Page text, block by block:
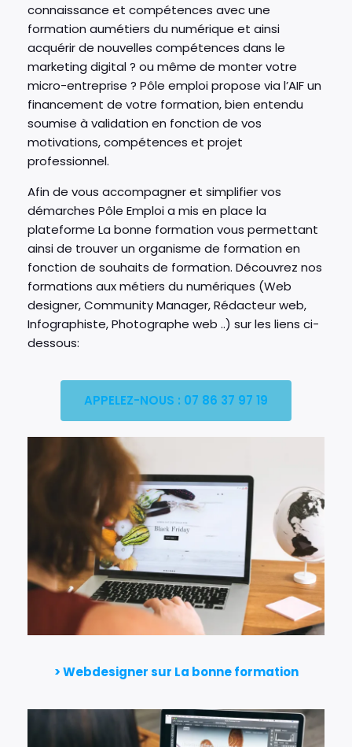
connaissance et compétences avec une
formation aumétiers du numérique et ainsi
acquérir de nouvelles compétences dans le
marketing digital ? ou même de monter votre
micro-entreprise ? Pôle emploi propose via l’AIF un
financement de votre formation, bien entendu
soumise à validation en fonction de vos
motivations, compétences et projet
professionnel.
Afin de vous accompagner et simplifier vos
démarches Pôle Emploi a mis en place la
plateforme La bonne formation vous permettant
ainsi de trouver un organisme de formation en
fonction de souhaits de formation. Découvrez nos
formations aux métiers du numériques (Web
designer, Community Manager, Rédacteur web,
Infographiste, Photographe web ..) sur les liens ci-
dessous:
APPELEZ-NOUS : 07 86 37 97 19
> Webdesigner sur La bonne formation